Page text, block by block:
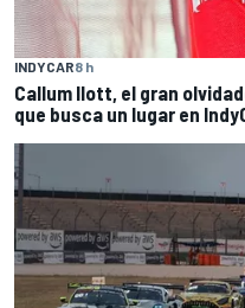
INDYCAR8 h
Callum Ilott, el gran
que busca un lugar en